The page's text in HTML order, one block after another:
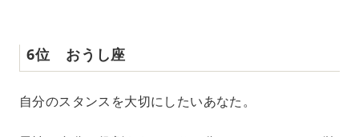
6位 おうし座
自分のスタンスを大切にしたいあなた。